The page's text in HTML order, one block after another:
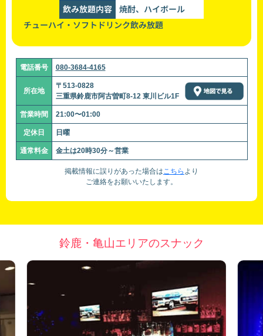
飲み放題内容 焼酎、ハイボール
チューハイ・ソフトドリンク飲み放題
電話番号 080-3684-4165
所在地
〒513-0828
三重県鈴鹿市阿古曽町8-12 東川ビル1F
営業時間 21:00〜01:00
定休日 日曜
通常料金 金土は20時30分～営業
掲載情報に誤りがあった場合はこちら より
ご連絡をお願いいたします。
鈴鹿・亀山エリアのスナック